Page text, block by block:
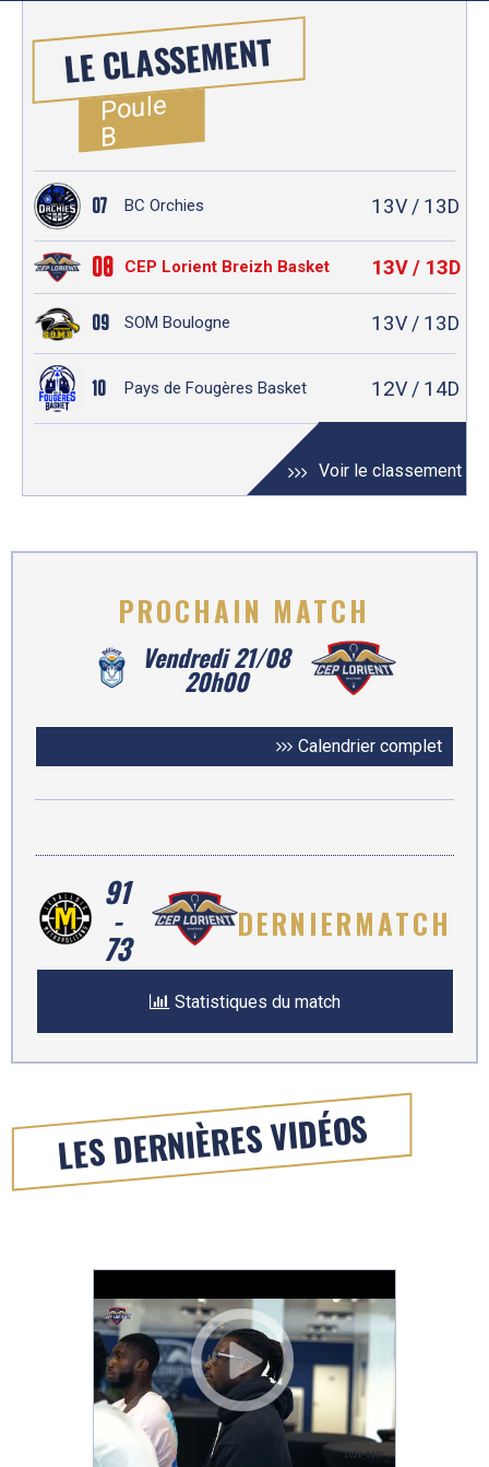
LE CLASSEMENT
Poule
B
07 BC Orchies 13V / 13D
08 CEP Lorient Breizh Basket 13V / 13D
09 SOM Boulogne 13V / 13D
10 Pays de Fougères Basket 12V / 14D
Voir le classement
Vendredi 21/08
20h00
PROCHAIN MATCH
Calendrier complet
DERNIERMATCH
91
-
73
Statistiques du match
LES DERNIÈRES VIDÉOS